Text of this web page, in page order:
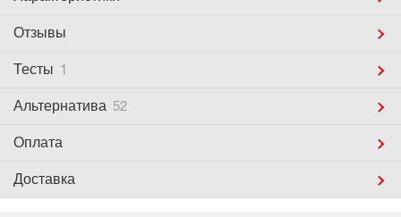
Отзывы
Тесты 1
Альтернатива 52
Оплата
Доставка